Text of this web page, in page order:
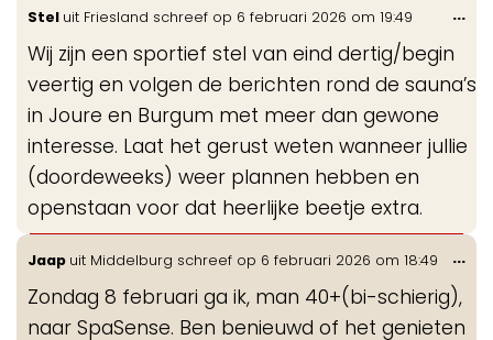
Stel uit Friesland schreef op 6 februari 2026 om 19:49
Wij zijn een sportief stel van eind dertig/begin
veertig en volgen de berichten rond de sauna’s
in Joure en Burgum met meer dan gewone
interesse. Laat het gerust weten wanneer jullie
(doordeweeks) weer plannen hebben en
openstaan voor dat heerlijke beetje extra.
...
Jaap uit Middelburg schreef op 6 februari 2026 om 18:49
Zondag 8 februari ga ik, man 40+(bi-schierig),
naar SpaSense. Ben benieuwd of het genieten
...